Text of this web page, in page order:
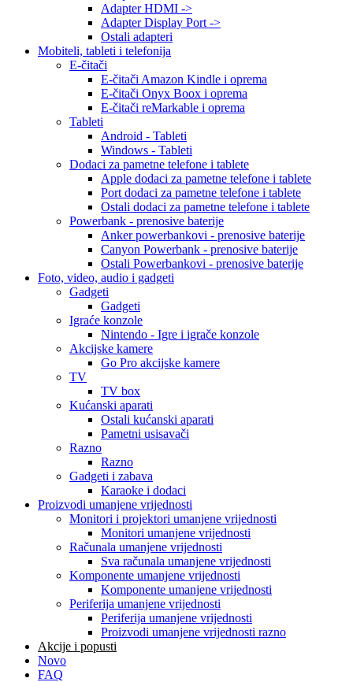
Adapter HDMI ->
Adapter Display Port ->
Ostali adapteri
Mobiteli, tableti i telefonija
E-čitači
E-čitači Amazon Kindle i oprema
E-čitači Onyx Boox i oprema
E-čitači reMarkable i oprema
Tableti
Android - Tableti
Windows - Tableti
Dodaci za pametne telefone i tablete
Apple dodaci za pametne telefone i tablete
Port dodaci za pametne telefone i tablete
Ostali dodaci za pametne telefone i tablete
Powerbank - prenosive baterije
Anker powerbankovi - prenosive baterije
Canyon Powerbank - prenosive baterije
Ostali Powerbankovi - prenosive baterije
Foto, video, audio i gadgeti
Gadgeti
Gadgeti
Igraće konzole
Nintendo - Igre i igrače konzole
Akcijske kamere
Go Pro akcijske kamere
TV
TV box
Kućanski aparati
Ostali kućanski aparati
Pametni usisavači
Razno
Razno
Gadgeti i zabava
Karaoke i dodaci
Proizvodi umanjene vrijednosti
Monitori i projektori umanjene vrijednosti
Monitori umanjene vrijednosti
Računala umanjene vrijednosti
Sva računala umanjene vrijednosti
Komponente umanjene vrijednosti
Komponente umanjene vrijednosti
Periferija umanjene vrijednosti
Periferija umanjene vrijednosti
Proizvodi umanjene vrijednosti razno
Akcije i popusti
Novo
FAQ